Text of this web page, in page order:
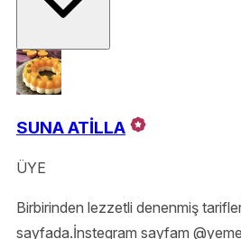
SUNA ATİLLA
ÜYE
Birbirinden lezzetli denenmiş
sayfada.İnstegram sayfam